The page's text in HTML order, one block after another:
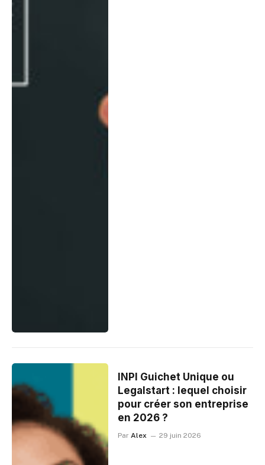
INPI Guichet Unique ou
Legalstart : lequel choisir
pour créer son entreprise
en 2026 ?
Par Alex 29 juin 2026